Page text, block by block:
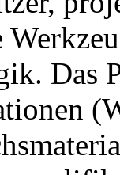
Das